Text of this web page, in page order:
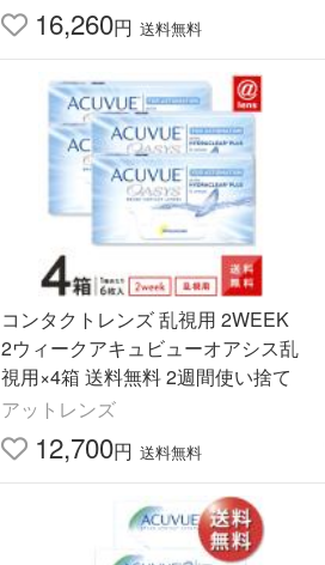
16,260円 送料無料
コンタクトレンズ 乱視用 2WEEK
2ウィークアキュビューオアシス乱
視用×4箱 送料無料 2週間使い捨て
アットレンズ
12,700円 送料無料